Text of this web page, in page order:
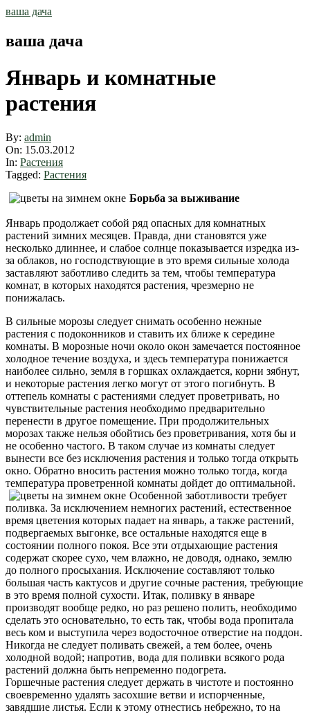
Skip
ваша дача
ваша дача
Январь и комнатные
растения
By: admin
On: 15.03.2012
In: Растения
Tagged: Растения
Борьба за выживание
Январь продолжает собой ряд опасных для комнатных
растений зимних месяцев. Правда, дни становятся уже
несколько длиннее, и слабое солнце показывается изредка из-
за облаков, но господствующие в это время сильные холода
заставляют заботливо следить за тем, чтобы температура
комнат, в которых находятся растения, чрезмерно не
понижалась.
В сильные морозы следует снимать особенно нежные
растения с подоконников и ставить их ближе к середине
комнаты. В морозные ночи около окон замечается постоянное
холодное течение воздуха, и здесь температура понижается
наиболее сильно, земля в горшках охлаждается, корни зябнут,
и некоторые растения легко могут от этого погибнуть. В
оттепель комнаты с растениями следует проветривать, но
чувствительные растения необходимо предварительно
перенести в другое помещение. При продолжительных
морозах также нельзя обойтись без проветривания, хотя бы и
не особенно частого. В таком случае из комнаты следует
вынести все без исключения растения и только тогда открыть
окно. Обратно вносить растения можно только тогда, когда
температура проветренной комнаты дойдет до оптимальной.
Особенной заботливости требует
поливка. За исключением немногих растений, естественное
время цветения которых падает на январь, а также растений,
подвергаемых выгонке, все остальные находятся еще в
состоянии полного покоя. Все эти отдыхающие растения
содержат скорее сухо, чем влажно, не доводя, однако, землю
до полного просыхания. Исключение составляют только
большая часть кактусов и другие сочные растения, требующие
в это время полной сухости. Итак, поливку в январе
производят вообще редко, но раз решено полить, необходимо
сделать это основательно, то есть так, чтобы вода пропитала
весь ком и выступила через водосточное отверстие на поддон.
Никогда не следует поливать свежей, а тем более, очень
холодной водой; напротив, вода для поливки всякого рода
растений должна быть непременно подогрета.
Горшечные растения следует держать в чистоте и постоянно
своевременно удалять засохшие ветви и испорченные,
завядшие листья. Если к этому отнестись небрежно, то на